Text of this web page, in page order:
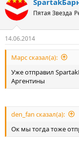
Пятая Звезда
14.06.2014
Марс сказал(а):
Уже отправил
Аргентины
den_fan сказал(а):
Ок мы тогда тоже